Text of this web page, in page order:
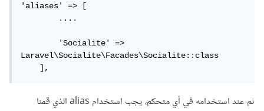
'aliases' => [
        ....
        'Socialite' =>
Laravel\Socialite\Facades\Socialite::class
    ],
ثم عند استخدامه في أي متحكم، يجب استخدام alias الذي قمنا